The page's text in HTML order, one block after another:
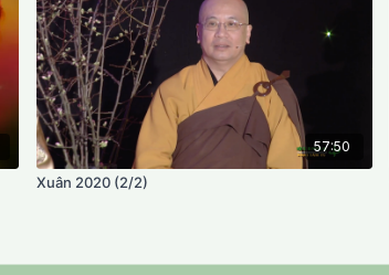
57:50
Xuân 2020 (2/2)